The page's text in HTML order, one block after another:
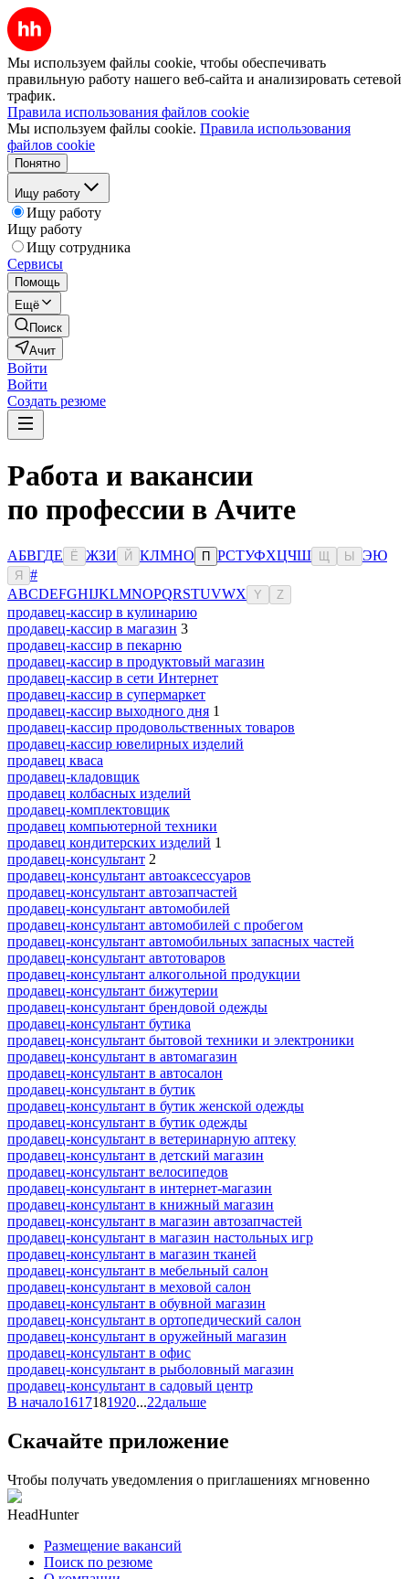
Мы используем файлы cookie, чтобы обеспечивать
правильную работу нашего веб-сайта и анализировать сетевой
трафик.
Правила использования файлов cookie
Мы используем файлы cookie. Правила использования
файлов cookie
Понятно
Ищу работу
Ищу работу
Ищу работу
Ищу сотрудника
Сервисы
Помощь
Ещё
Поиск
Ачит
Войти
Войти
Создать резюме
Работа и вакансии
по профессии в Ачите
АБВГДЕ Ё ЖЗИ Й КЛМНО П РСТУФХЦЧШ Ы ЭЮ
Я
#
ABCDEFGHIJKLMNOPQRSTUVWX Y Z
продавец-кассир в кулинарию
продавец-кассир в магазин 3
продавец-кассир в пекарню
продавец-кассир в продуктовый магазин
продавец-кассир в сети Интернет
продавец-кассир в супермаркет
продавец-кассир выходного дня 1
продавец-кассир продовольственных товаров
продавец-кассир ювелирных изделий
продавец кваса
продавец-кладовщик
продавец колбасных изделий
продавец-комплектовщик
продавец компьютерной техники
продавец кондитерских изделий 1
продавец-консультант 2
продавец-консультант автоаксессуаров
продавец-консультант автозапчастей
продавец-консультант автомобилей
продавец-консультант автомобилей с пробегом
продавец-консультант автомобильных запасных частей
продавец-консультант автотоваров
продавец-консультант алкогольной продукции
продавец-консультант бижутерии
продавец-консультант брендовой одежды
продавец-консультант бутика
продавец-консультант бытовой техники и электроники
продавец-консультант в автомагазин
продавец-консультант в автосалон
продавец-консультант в бутик
продавец-консультант в бутик женской одежды
продавец-консультант в бутик одежды
продавец-консультант в ветеринарную аптеку
продавец-консультант в детский магазин
продавец-консультант велосипедов
продавец-консультант в интернет-магазин
продавец-консультант в книжный магазин
продавец-консультант в магазин автозапчастей
продавец-консультант в магазин настольных игр
продавец-консультант в магазин тканей
продавец-консультант в мебельный салон
продавец-консультант в меховой салон
продавец-консультант в обувной магазин
продавец-консультант в ортопедический салон
продавец-консультант в оружейный магазин
продавец-консультант в офис
продавец-консультант в рыболовный магазин
продавец-консультант в садовый центр
В начало1617181920...22дальше
Скачайте приложение
Чтобы получать уведомления о приглашениях мгновенно
HeadHunter
Размещение вакансий
Поиск по резюме